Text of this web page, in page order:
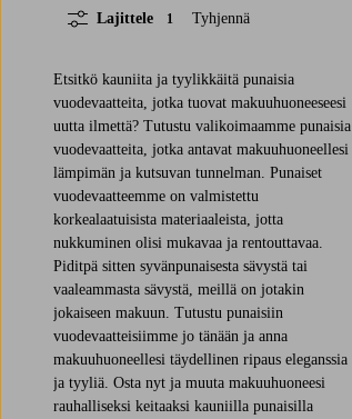
Lajittele 1 Tyhjennä
Etsitkö kauniita ja tyylikkäitä punaisia
vuodevaatteita, jotka tuovat makuuhuoneeseesi
uutta ilmettä? Tutustu valikoimaamme punaisia
vuodevaatteita, jotka antavat makuuhuoneellesi
lämpimän ja kutsuvan tunnelman. Punaiset
vuodevaatteemme on valmistettu
korkealaatuisista materiaaleista, jotta
nukkuminen olisi mukavaa ja rentouttavaa.
Piditpä sitten syvänpunaisesta sävystä tai
vaaleammasta sävystä, meillä on jotakin
jokaiseen makuun. Tutustu punaisiin
vuodevaatteisiimme jo tänään ja anna
makuuhuoneellesi täydellinen ripaus eleganssia
ja tyyliä. Osta nyt ja muuta makuuhuoneesi
rauhalliseksi keitaaksi kauniilla punaisilla